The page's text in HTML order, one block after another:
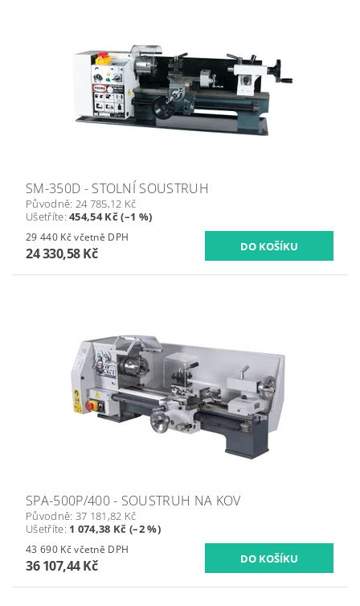
SM-350D - STOLNÍ SOUSTRUH
Původně: 24 785,12 Kč
Ušetříte:454,54 Kč (–1 %)
29 440 Kč včetně DPH
24 330,58 Kč
SPA-500P/400 - SOUSTRUH NA KOV
Původně: 37 181,82 Kč
Ušetříte: 1 074,38 Kč (–2 %)
43 690 Kč včetně DPH
36 107,44 Kč